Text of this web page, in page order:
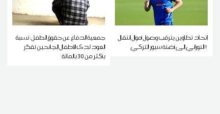
إتحاد تطاوين يترقب وصول أموال إنتقال
النوراني إلى أضنة سبور التركي !
جمعية الدفاع عن حقوق الطفل: نسبة
العود لدى الأطفال الجانحين تقدّر
بأكثر من 30 بالمائة